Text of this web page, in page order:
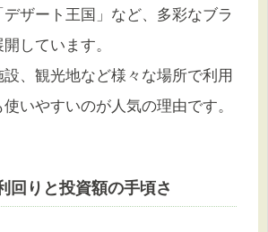
デザート王国」など、多彩なブラ
しています。
、観光地など様々な場所で利用
いやすいのが人気の理由です。
回りと投資額の手頃さ